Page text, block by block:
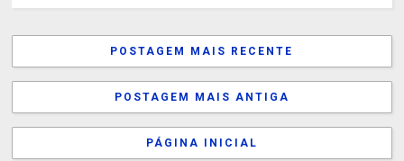
POSTAGEM MAIS RECENTE
POSTAGEM MAIS ANTIGA
PÁGINA INICIAL